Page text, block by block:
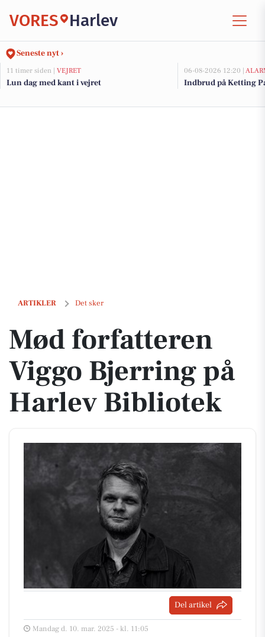
VORES Harlev
Seneste nyt ›
11 timer siden | VEJRET
Lun dag med kant i vejret
06-08-2026 12:20 |
Indbrud på Ketting
ARTIKLER Det sker
Mød forfatteren Viggo Bjerring på Harlev Bibliotek
Mød forfatteren
Viggo Bjerring på
Harlev Bibliotek
Del artikel
Mandag d. 10. mar. 2025 - kl. 11:05